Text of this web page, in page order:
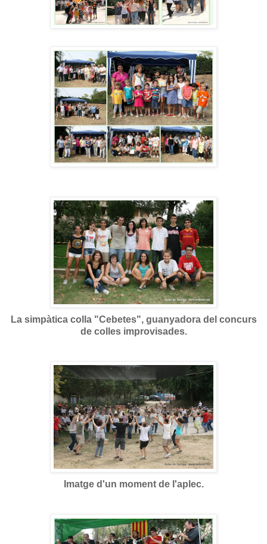
La simpàtica colla "Cebetes", guanyadora del concurs
de colles improvisades.
Imatge d'un moment de l'aplec.